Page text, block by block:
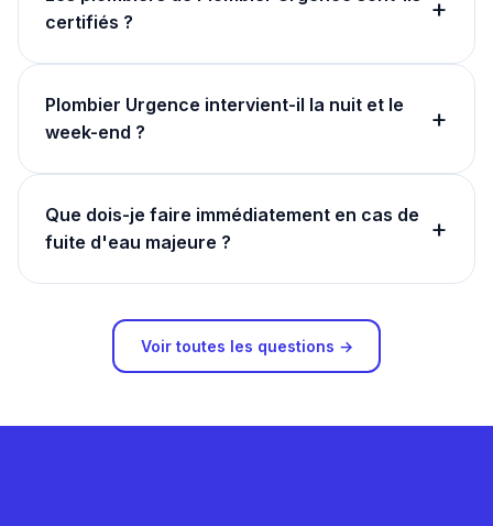
certifiés ?
+
Plombier Urgence intervient-il la nuit et le
week-end ?
+
Que dois-je faire immédiatement en cas de
fuite d'eau majeure ?
+
Voir toutes les questions →